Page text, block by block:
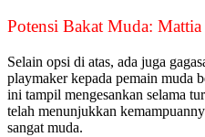
Potensi Bakat Muda:
Selain opsi di atas, ada juga
playmaker kepada pemain muda
ini tampil mengesankan selama
telah menunjukkan
sangat muda.